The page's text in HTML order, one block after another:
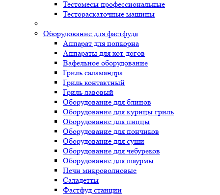
Тестомесы профессиональные
Тестораскаточные машины
Оборудование для фастфуда
Аппарат для попкорна
Аппараты для хот-догов
Вафельное оборудование
Гриль саламандра
Гриль контактный
Гриль лавовый
Оборудование для блинов
Оборудование для курицы гриль
Оборудование для пиццы
Оборудование для пончиков
Оборудование для суши
Оборудование для чебуреков
Оборудование для шаурмы
Печи микроволновые
Саладетты
Фастфуд станции